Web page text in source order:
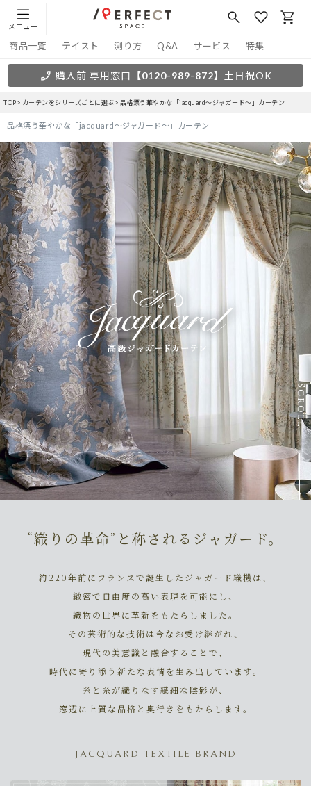
メニュー
商品一覧 テイスト 測り方 Q&A サービス 特集
購入前 専用窓口 【0120-989-872】 土日祝OK
TOP カーテンをシリーズごとに選ぶ 品格漂う華やかな「jacquard～ジャガード～」カーテン
品格漂う華やかな「jacquard～ジャガード～」カーテン
Scroll
“織りの革命”と称されるジャガード。
約220年前にフランスで誕生したジャガード織機は、
緻密で自由度の高い表現を可能にし、
織物の世界に革新をもたらしました。
その芸術的な技術は今なお受け継がれ、
現代の美意識と融合することで、
時代に寄り添う新たな表情を生み出しています。
糸と糸が織りなす繊細な陰影が、
窓辺に上質な品格と奥行きをもたらします。
JACQUARD TEXTILE BRAND